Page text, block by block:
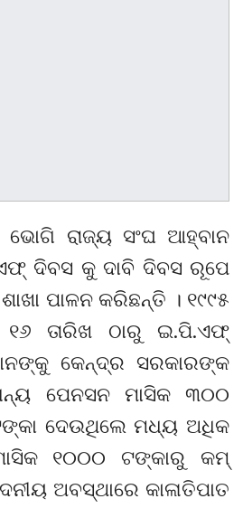
ରାଜ୍ୟ ସଂଘ ଆହ୍ବାନ
ଦିବସ କୁ ଦାବି ଦିବସ ରୂପେ
ପାଳନ କରିଛନ୍ତି । ୧୯୯୫
୧୬ ତାରିଖ ଠାରୁ ଇ.ପି.ଏଫ୍
କେନ୍ଦ୍ର ସରକାରଙ୍କ
ପେନସନ ମାସିକ ୩୦୦
ଦେଉଥିଲେ ମଧ୍ୟ ଅଧିକ
୧୦୦୦ ଟଙ୍କାରୁ କମ୍
ଅବସ୍ଥାରେ କାଳାତିପାତ